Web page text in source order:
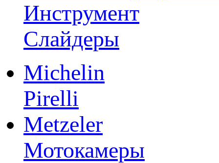
Инструмент
Слайдеры
Michelin
Pirelli
Metzeler
Мотокамеры